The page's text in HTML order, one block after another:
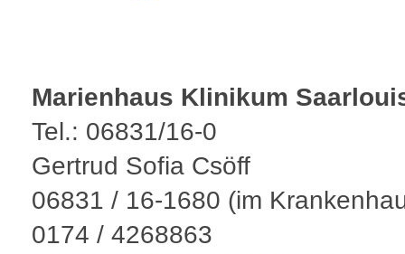
Marienhaus Klinikum
Tel.: 06831/16-0
Gertrud Sofia Csöff
06831 / 16-1680 (im
0174 / 4268863